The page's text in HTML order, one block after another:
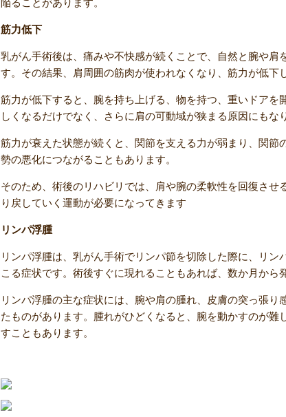
陥ることがあります。
筋力低下
乳がん手術後は、痛みや不快感が続くことで、自然と腕や肩
す。その結果、肩周囲の筋肉が使われなくなり、筋力が低下
筋力が低下すると、腕を持ち上げる、物を持つ、重いドアを
しくなるだけでなく、さらに肩の可動域が狭まる原因にもな
筋力が衰えた状態が続くと、関節を支える力が弱まり、関節
勢の悪化につながることもあります。
そのため、術後のリハビリでは、肩や腕の柔軟性を回復させ
り戻していく運動が必要になってきます
リンパ浮腫
リンパ浮腫は、乳がん手術でリンパ節を切除した際に、リン
こる症状です。術後すぐに現れることもあれば、数か月から
リンパ浮腫の主な症状には、腕や肩の腫れ、皮膚の突っ張り
たものがあります。腫れがひどくなると、腕を動かすのが難
すこともあります。